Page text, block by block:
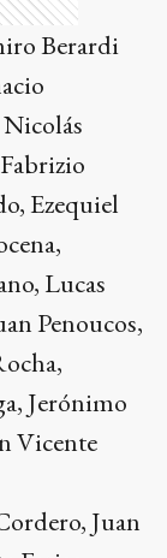
Berardi
Ezequiel
Lucas
Penoucos,
Jerónimo
Vicente
Juan